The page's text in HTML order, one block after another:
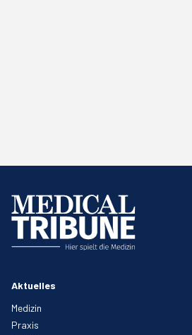
Aktuelles
Medizin
Praxis